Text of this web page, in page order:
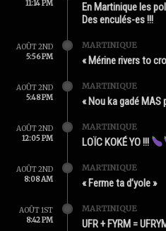
11:14 PM
En Martinique les
Des enculés-es !!!
AOÛT 2ND
5:56 PM
MARTINIQUE
« Mérine rivers to
AOÛT 2ND
5:48 PM
MARTINIQUE
« Nou ka gadé MAS
AOÛT 2ND
12:05 PM
MARTINIQUE
LOÏC KOKÉ YO !!!
AOÛT 2ND
8:08 AM
MARTINIQUE
« Ferme ta d’yole »
AOÛT 1ST
8:42 PM
MARTINIQUE
UFR + FYRM =